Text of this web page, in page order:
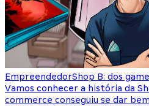
EmpreendedorShop B: dos
Vamos conhecer a história da
commerce conseguiu se dar